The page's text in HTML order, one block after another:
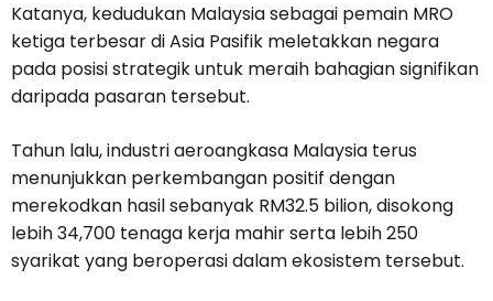
Katanya, kedudukan Malaysia sebagai pemain MRO
ketiga terbesar di Asia Pasifik meletakkan negara
pada posisi strategik untuk meraih bahagian signifikan
daripada pasaran tersebut.
Tahun lalu, industri aeroangkasa Malaysia terus
menunjukkan perkembangan positif dengan
merekodkan hasil sebanyak RM32.5 bilion, disokong
lebih 34,700 tenaga kerja mahir serta lebih 250
syarikat yang beroperasi dalam ekosistem tersebut.